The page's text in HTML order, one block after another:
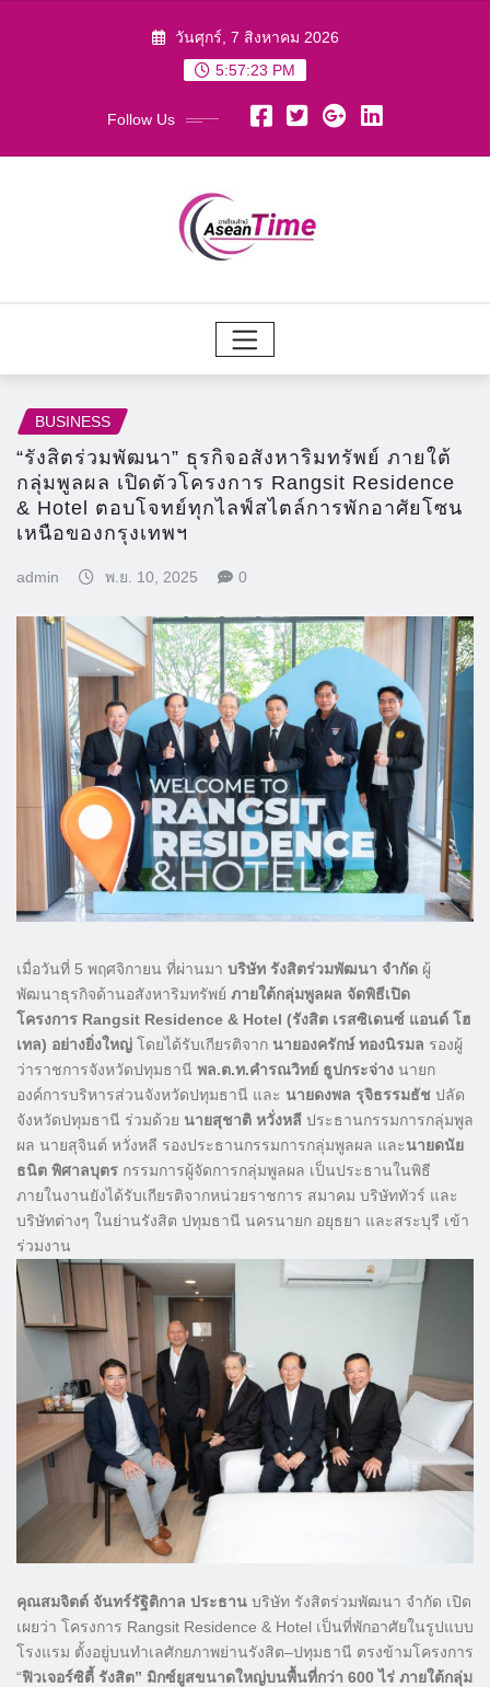
วันศุกร์, 7 สิงหาคม 2026
5:57:25 PM
Follow Us
BUSINESS
“รังสิตร่วมพัฒนา” ธุรกิจอสังหาริมทรัพย์ ภายใต้
กลุ่มพูลผล เปิดตัวโครงการ Rangsit Residence
& Hotel ตอบโจทย์ทุกไลฟ์สไตล์การพักอาศัยโซน
เหนือของกรุงเทพฯ
admin พ.ย. 10, 2025 0
เมื่อวันที่ 5 พฤศจิกายน ที่ผ่านมา บริษัท รังสิตร่วมพัฒนา จำกัด ผู้
พัฒนาธุรกิจด้านอสังหาริมทรัพย์ ภายใต้กลุ่มพูลผล จัดพิธีเปิด
โครงการ Rangsit Residence & Hotel (รังสิต เรสซิเดนซ์ แอนด์ โฮ
เทล) อย่างยิ่งใหญ่ โดยได้รับเกียรติจาก นายองครักษ์ ทองนิรมล รองผู้
ว่าราชการจังหวัดปทุมธานี พล.ต.ท.คำรณวิทย์ ธูปกระจ่าง นายก
องค์การบริหารส่วนจังหวัดปทุมธานี และ นายดงพล รุจิธรรมธัช ปลัด
จังหวัดปทุมธานี ร่วมด้วย นายสุชาติ หวั่งหลี ประธานกรรมการกลุ่มพูล
ผล นายสุจินต์ หวั่งหลี รองประธานกรรมการกลุ่มพูลผล และนายดนัย
ธนิต พิศาลบุตร กรรมการผู้จัดการกลุ่มพูลผล เป็นประธานในพิธี
ภายในงานยังได้รับเกียรติจากหน่วยราชการ สมาคม บริษัททัวร์ และ
บริษัทต่างๆ ในย่านรังสิต ปทุมธานี นครนายก อยุธยา และสระบุรี เข้า
ร่วมงาน
คุณสมจิตต์ จันทร์รัฐิติกาล ประธาน บริษัท รังสิตร่วมพัฒนา จำกัด เปิด
เผยว่า โครงการ Rangsit Residence & Hotel เป็นที่พักอาศัยในรูปแบบ
โรงแรม ตั้งอยู่บนทำเลศักยภาพย่านรังสิต–ปทุมธานี ตรงข้ามโครงการ
“ฟิวเจอร์ซิตี้ รังสิต” มิกซ์ยูสขนาดใหญ่บนพื้นที่กว่า 600 ไร่ ภายใต้กลุ่ม